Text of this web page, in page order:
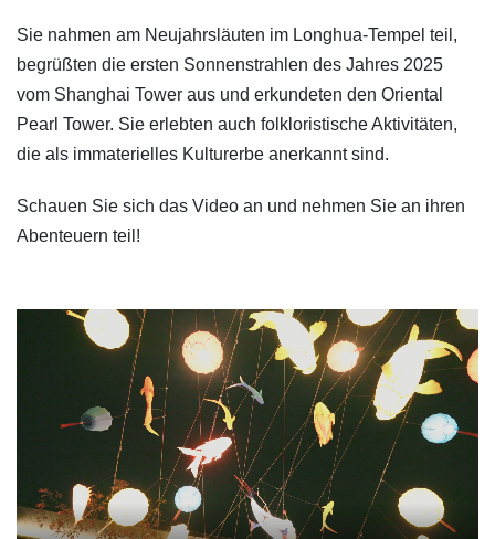
Sie nahmen am Neujahrsläuten im Longhua-Tempel teil,
begrüßten die ersten Sonnenstrahlen des Jahres 2025
vom Shanghai Tower aus und erkundeten den Oriental
Pearl Tower. Sie erlebten auch folkloristische Aktivitäten,
die als immaterielles Kulturerbe anerkannt sind.
Schauen Sie sich das Video an und nehmen Sie an ihren
Abenteuern teil!